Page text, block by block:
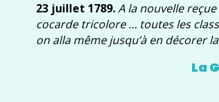
23 juillet 1789.A la nouvelle
cocarde tricolore … toutes les
on alla même jusqu’à en décorer
La